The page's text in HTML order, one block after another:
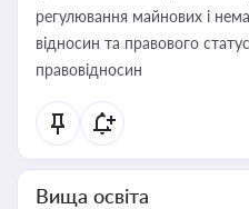
регулювання майнових і
відносин та правового
правовідносин
Вища освіта